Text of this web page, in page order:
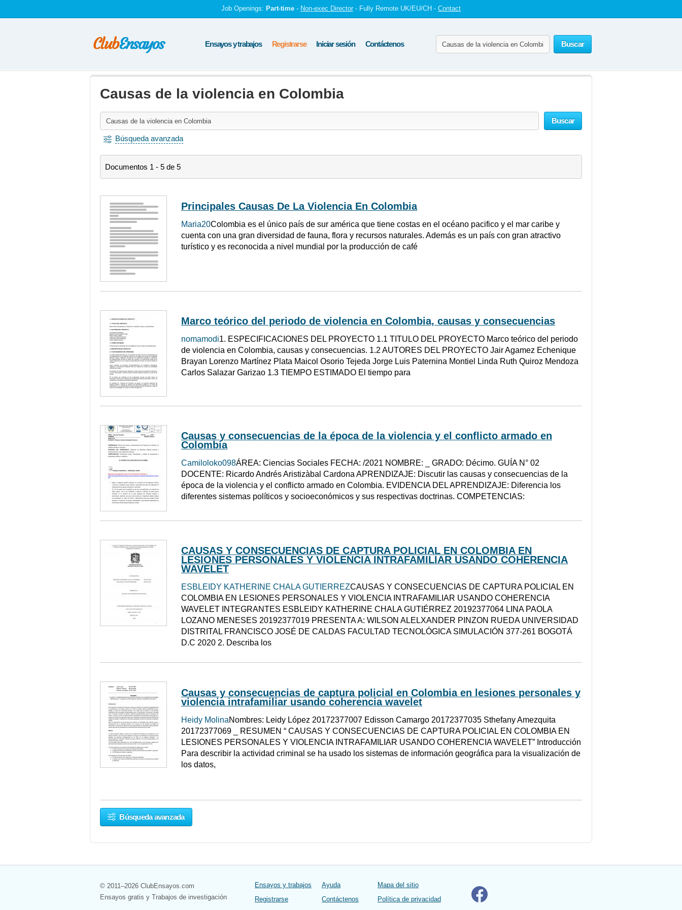
Job Openings: Part-time - Non-exec Director - Fully Remote UK/EU/CH - Contact
Buscar
Ensayos y trabajos Registrarse Iniciar sesión Contáctenos
Causas de la violencia en Colombia
Buscar
Búsqueda avanzada
Documentos 1 - 5 de 5
Principales Causas De La Violencia En Colombia
Maria20Colombia es el único país de sur américa que tiene costas en el océano pacifico y el mar caribe y
cuenta con una gran diversidad de fauna, flora y recursos naturales. Además es un país con gran atractivo
turístico y es reconocida a nivel mundial por la producción de café
Marco teórico del periodo de violencia en Colombia, causas y consecuencias
nomamodi1. ESPECIFICACIONES DEL PROYECTO 1.1 TITULO DEL PROYECTO Marco teórico del periodo
de violencia en Colombia, causas y consecuencias. 1.2 AUTORES DEL PROYECTO Jair Agamez Echenique
Brayan Lorenzo Martínez Plata Maicol Osorio Tejeda Jorge Luis Paternina Montiel Linda Ruth Quiroz Mendoza
Carlos Salazar Garizao 1.3 TIEMPO ESTIMADO El tiempo para
Causas y consecuencias de la época de la violencia y el conflicto armado en
Colombia
Camiloloko098ÁREA: Ciencias Sociales FECHA: /2021 NOMBRE: _ GRADO: Décimo. GUÍA N° 02
DOCENTE: Ricardo Andrés Aristizàbal Cardona APRENDIZAJE: Discutir las causas y consecuencias de la
época de la violencia y el conflicto armado en Colombia. EVIDENCIA DEL APRENDIZAJE: Diferencia los
diferentes sistemas políticos y socioeconómicos y sus respectivas doctrinas. COMPETENCIAS:
CAUSAS Y CONSECUENCIAS DE CAPTURA POLICIAL EN COLOMBIA EN
LESIONES PERSONALES Y VIOLENCIA INTRAFAMILIAR USANDO COHERENCIA
WAVELET
ESBLEIDY KATHERINE CHALA GUTIERREZCAUSAS Y CONSECUENCIAS DE CAPTURA POLICIAL EN
COLOMBIA EN LESIONES PERSONALES Y VIOLENCIA INTRAFAMILIAR USANDO COHERENCIA
WAVELET INTEGRANTES ESBLEIDY KATHERINE CHALA GUTIÉRREZ 20192377064 LINA PAOLA
LOZANO MENESES 20192377019 PRESENTA A: WILSON ALELXANDER PINZON RUEDA UNIVERSIDAD
DISTRITAL FRANCISCO JOSÉ DE CALDAS FACULTAD TECNOLÓGICA SIMULACIÓN 377-261 BOGOTÁ
D.C 2020 2. Describa los
Causas y consecuencias de captura policial en Colombia en lesiones personales y
violencia intrafamiliar usando coherencia wavelet
Heidy MolinaNombres: Leidy López 20172377007 Edisson Camargo 20172377035 Sthefany Amezquita
20172377069 _ RESUMEN “ CAUSAS Y CONSECUENCIAS DE CAPTURA POLICIAL EN COLOMBIA EN
LESIONES PERSONALES Y VIOLENCIA INTRAFAMILIAR USANDO COHERENCIA WAVELET” Introducción
Para describir la actividad criminal se ha usado los sistemas de información geográfica para la visualización de
los datos,
Búsqueda avanzada
© 2011–2026 ClubEnsayos.com
Ensayos gratis y Trabajos de investigación
Ensayos y trabajos
Registrarse
Ayuda
Contáctenos
Mapa del sitio
Política de privacidad